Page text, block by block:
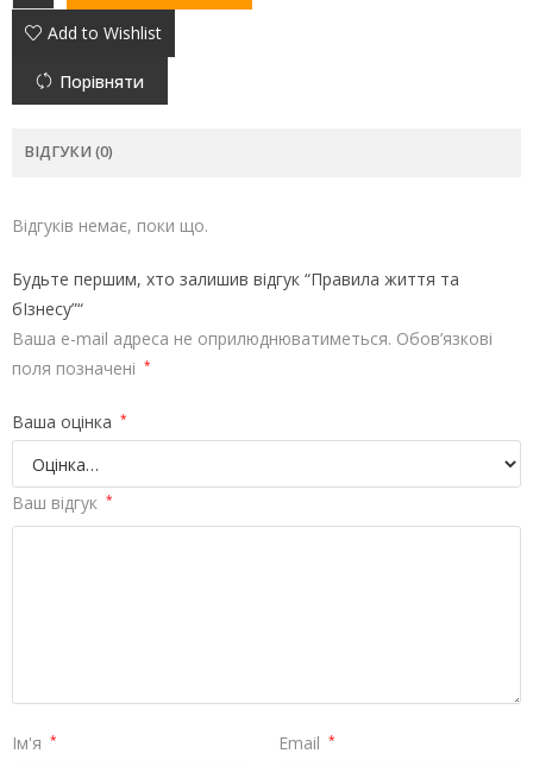
Add to Wishlist
Порівняти
ВІДГУКИ (0)
Відгуків немає, поки що.
Будьте першим, хто залишив відгук “Правила життя та
бІзнесу”“
Ваша e-mail адреса не оприлюднюватиметься. Обов’язкові
поля позначені *
Ваша оцінка *
Ваш відгук *
Ім'я * Email *